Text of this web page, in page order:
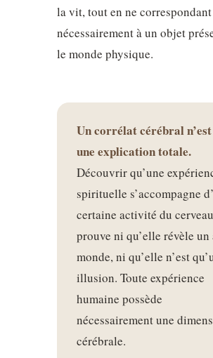
la vit, tout en ne correspondant
nécessairement à un objet
le monde physique.
Un corrélat cérébral n’est
une explication totale.
Découvrir qu’une
spirituelle s’accompagne
certaine activité du
prouve ni qu’elle révèle un
monde, ni qu’elle n’est
illusion. Toute expérience
humaine possède
nécessairement une
cérébrale.